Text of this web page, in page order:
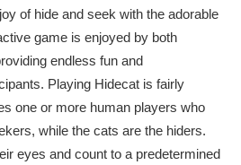
of hide and seek with the adorable
game is enjoyed by both
endless fun and
Playing Hidecat is fairly
one or more human players who
while the cats are the hiders.
eyes and count to a predetermined